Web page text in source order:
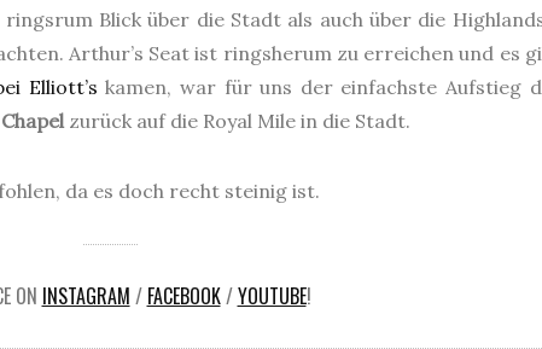
Blick über die Stadt als auch über die
Arthur’s Seat ist ringsherum zu erreichen und es
Elliott’s kamen, war für uns der einfachste Aufstieg
zurück auf die Royal Mile in die Stadt.
da es doch recht steinig ist.
ON INSTAGRAM / FACEBOOK/YOUTUBE!